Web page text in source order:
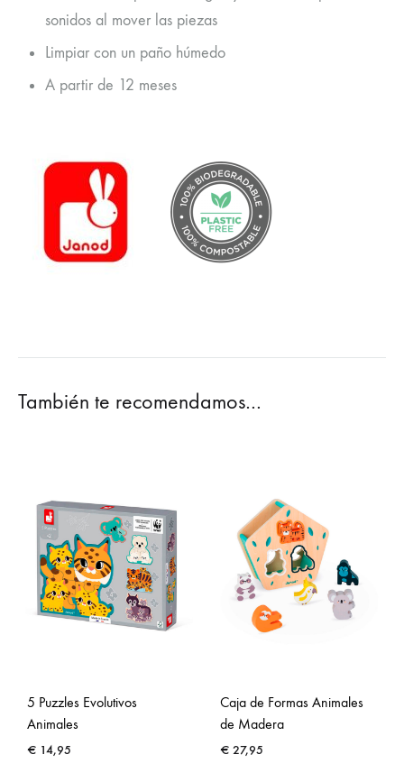
sonidos al mover las piezas
Limpiar con un paño húmedo
A partir de 12 meses
También te recomendamos…
5 Puzzles Evolutivos
Animales
€ 14,95
Caja de Formas Animales
de Madera
€ 27,95